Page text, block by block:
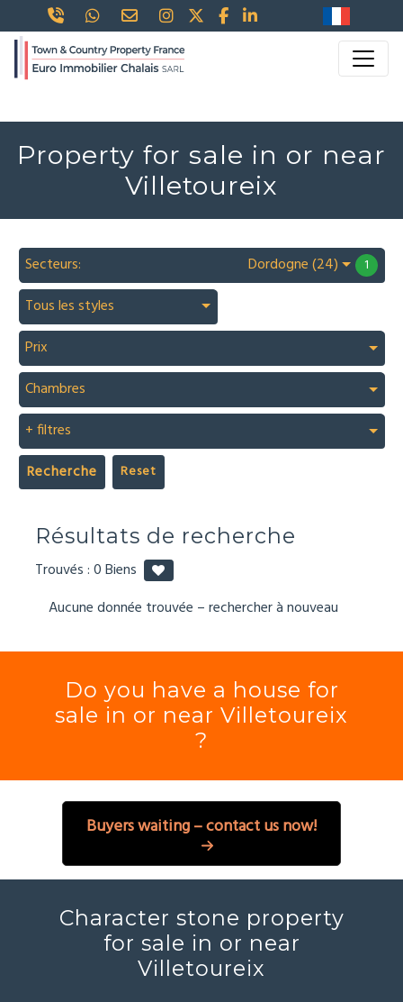
Property for sale in or near
Villetoureix
Secteurs: Dordogne (24) 1
Tous les styles
Prix
Chambres
+ filtres
Recherche
Résultats de recherche
Trouvés :0Biens
Aucune donnée trouvée – rechercher à nouveau
Do you have a house for
sale in or near Villetoureix
?
Buyers waiting – contact us now!
Character stone property
for sale in or near
Villetoureix